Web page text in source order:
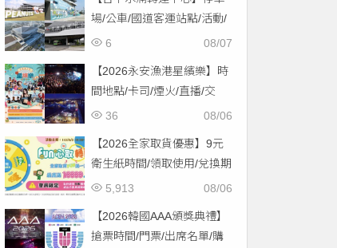
場/公車/國道客運站點/活動/
交通，啟用免費停車！ 08/07
6
【2026永安漁港星繽樂】時
間地點/卡司/煙火/直播/交
通，免費入場！
08/06
36
【2026全家取貨優惠】9元
衛生紙時間/領取使用/兌換期
限一次看！
08/06
5,913
【2026韓國AAA頒獎典禮】
搶票時間/門票/出席名單/購